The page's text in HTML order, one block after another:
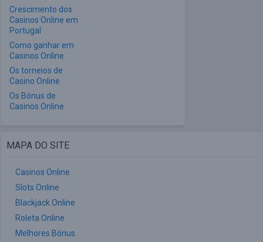
Crescimento dos
Casinos Online em
Portugal
Como ganhar em
Casinos Online
Os torneios de
Casino Online
Os Bónus de
Casinos Online
MAPA DO SITE
Casinos Online
Slots Online
Blackjack Online
Roleta Online
Melhores Bónus